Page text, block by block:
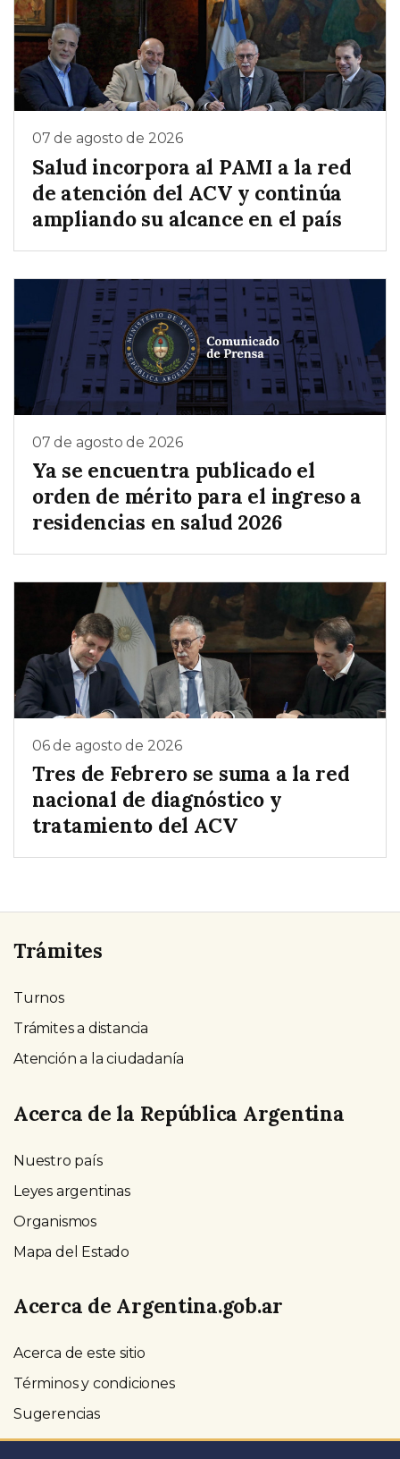
07 de agosto de 2026
Salud incorpora al PAMI a la red
de atención del ACV y continúa
ampliando su alcance en el país
07 de agosto de 2026
Ya se encuentra publicado el
orden de mérito para el ingreso a
residencias en salud 2026
06 de agosto de 2026
Tres de Febrero se suma a la red
nacional de diagnóstico y
tratamiento del ACV
Trámites
Turnos
Trámites a distancia
Atención a la ciudadanía
Acerca de la República Argentina
Nuestro país
Leyes argentinas
Organismos
Mapa del Estado
Acerca de Argentina.gob.ar
Acerca de este sitio
Términos y condiciones
Sugerencias